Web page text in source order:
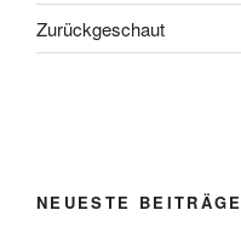
Zurückgeschaut
NEUESTE BEITRÄGE